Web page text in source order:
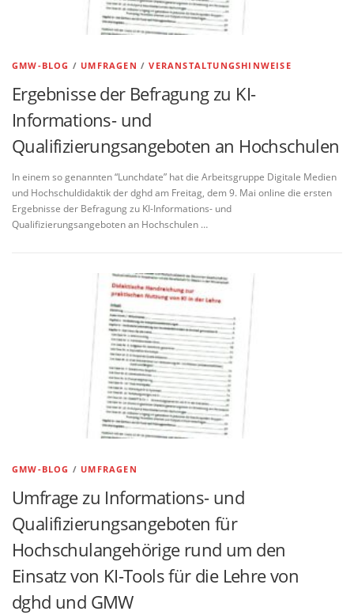
GMW-BLOG / UMFRAGEN /VERANSTALTUNGSHINWEISE
Ergebnisse der Befragung zu KI-
Informations- und
Qualifizierungsangeboten an Hochschulen
In einem so genannten “Lunchdate” hat die Arbeitsgruppe Digitale Medien
und Hochschuldidaktik der dghd am Freitag, dem 9. Mai online die ersten
Ergebnisse der Befragung zu KI-Informations- und
Qualifizierungsangeboten an Hochschulen …
GMW-BLOG / UMFRAGEN
Umfrage zu Informations- und
Qualifizierungsangeboten für
Hochschulangehörige rund um den
Einsatz von KI-Tools für die Lehre von
dghd und GMW